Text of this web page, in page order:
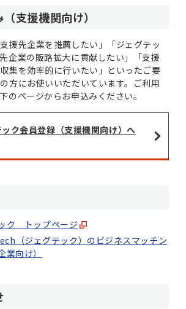
支援機関向け）
支援先企業を推薦したい」「ジェグテッ
企業の販路拡大に貢献したい」「支援
集を効率的に行いたい」といったご要
方にお使いいただいています。ご利用
のページからお申込みください。
ク会員登録（支援機関向け）へ
ク トップページ
（ジェグテック）のビジネスマッチン
業向け）